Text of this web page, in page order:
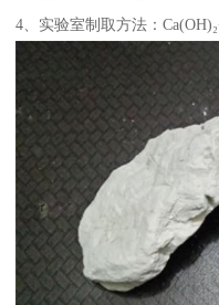
4、实验室制取方法：